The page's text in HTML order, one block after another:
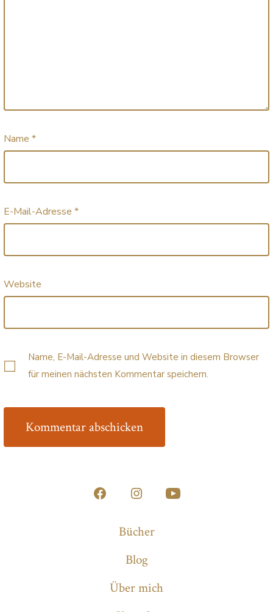
Name *
E-Mail-Adresse *
Website
Name, E-Mail-Adresse und Website in diesem Browser
für meinen nächsten Kommentar speichern.
Öffne
einem
neuen
Tab
Öffne
in
einem
Tab
Öffne
Bücher
Blog
Über mich